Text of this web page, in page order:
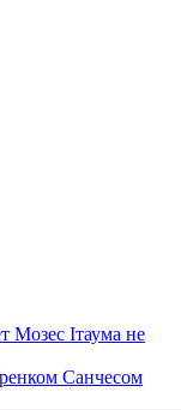
Санчесом